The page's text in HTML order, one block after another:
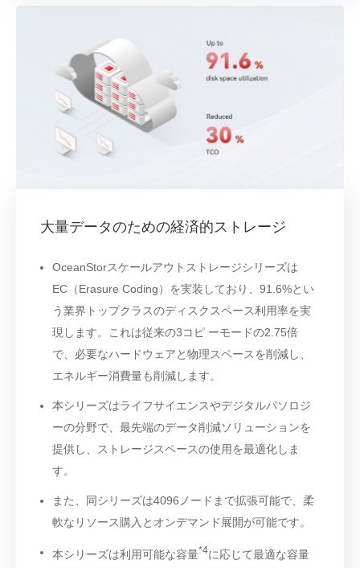
大量データのための経済的ストレージ
OceanStorスケールアウトストレージシリーズは
EC（Erasure Coding）を実装しており、91.6%とい
う業界トップクラスのディスクスペース利用率を実
現します。これは従来の3コピ ーモードの2.75倍
で、必要なハードウェアと物理スペースを削減し、
エネルギー消費量も削減します。
本シリーズはライフサイエンスやデジタルパソロジ
ーの分野で、最先端のデータ削減ソリューションを
提供し、ストレージスペースの使用を最適化しま
す。
また、同シリーズは4096ノードまで拡張可能で、柔
軟なリソース購入とオンデマンド展開が可能です。
本シリーズは利用可能な容量*4に応じて最適な容量